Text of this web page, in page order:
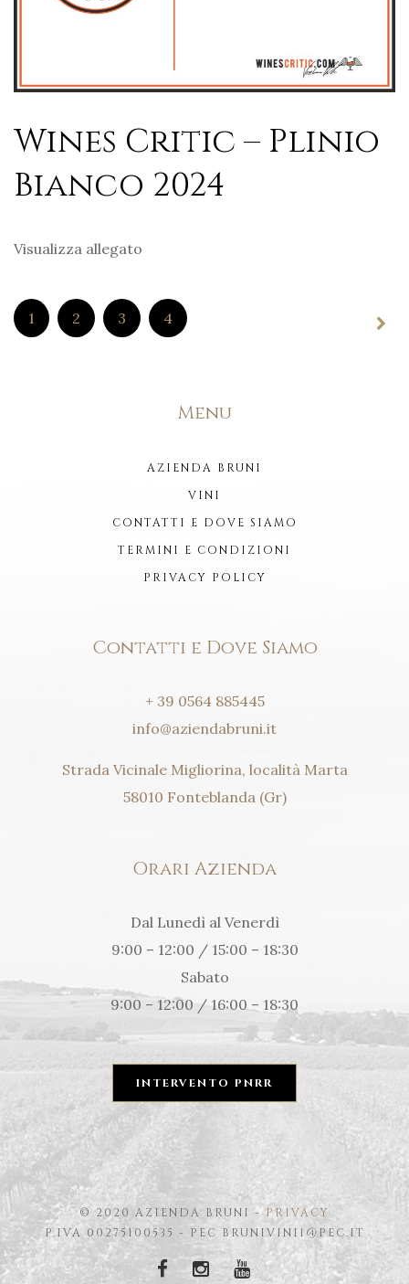
Wines Critic – Plinio
Bianco 2024
Visualizza allegato
1 2 3 4
Menu
AZIENDA BRUNI
VINI
CONTATTI E DOVE SIAMO
TERMINI E CONDIZIONI
PRIVACY POLICY
Contatti e Dove Siamo
+ 39 0564 885445
info@aziendabruni.it
Strada Vicinale Migliorina, località Marta
58010 Fonteblanda (Gr)
Orari Azienda
Dal Lunedì al Venerdì
9:00 – 12:00 / 15:00 – 18:30
Sabato
9:00 – 12:00 / 16:00 – 18:30
INTERVENTO PNRR
© 2020 AZIENDA BRUNI - PRIVACY
P.IVA 00275100535 - PEC BRUNIVINI1@PEC.IT